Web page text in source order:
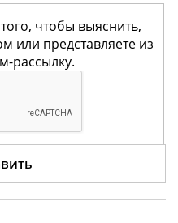
чтобы выяснить,
или представляете из
рассылку.